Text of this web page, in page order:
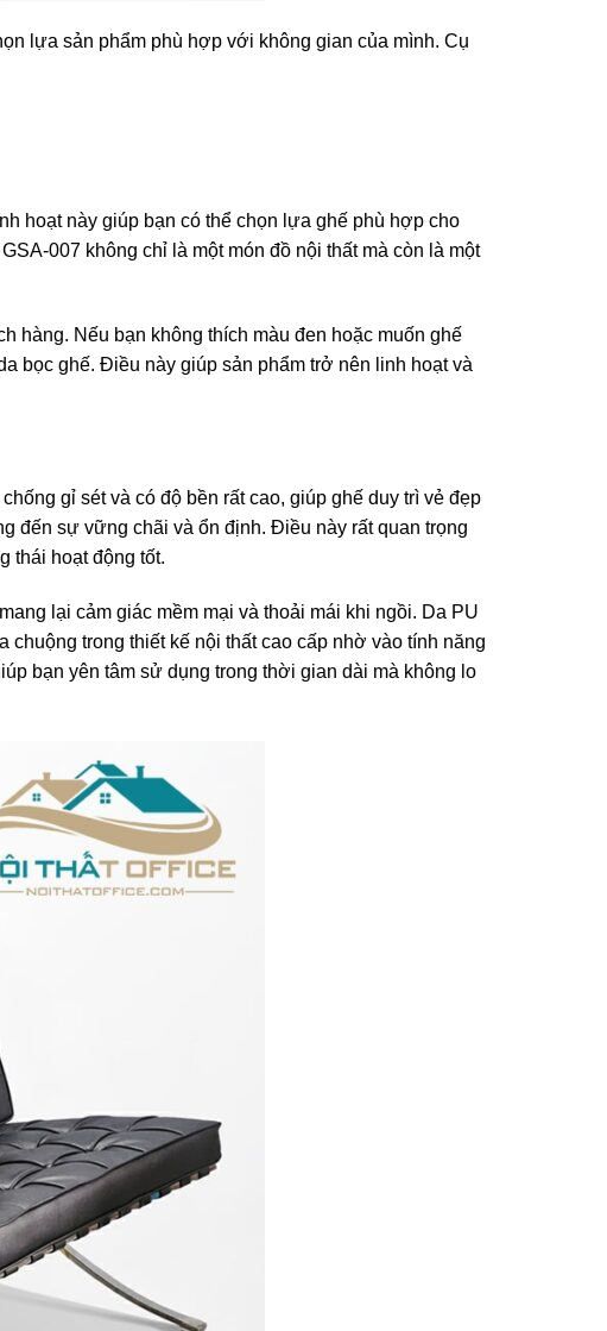
lựa sản phẩm phù hợp với không gian của mình. Cụ
hoạt này giúp bạn có thể chọn lựa ghế phù hợp cho
007 không chỉ là một món đồ nội thất mà còn là một
hàng. Nếu bạn không thích màu đen hoặc muốn ghế
bọc ghế. Điều này giúp sản phẩm trở nên linh hoạt và
gỉ sét và có độ bền rất cao, giúp ghế duy trì vẻ đẹp
đến sự vững chãi và ổn định. Điều này rất quan trọng
thái hoạt động tốt.
lại cảm giác mềm mại và thoải mái khi ngồi. Da PU
trong thiết kế nội thất cao cấp nhờ vào tính năng
bạn yên tâm sử dụng trong thời gian dài mà không lo